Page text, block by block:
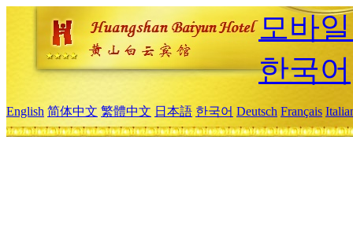
모바
한국어
English 简体中文 繁體中文 日本語 한국어 Deutsch Français